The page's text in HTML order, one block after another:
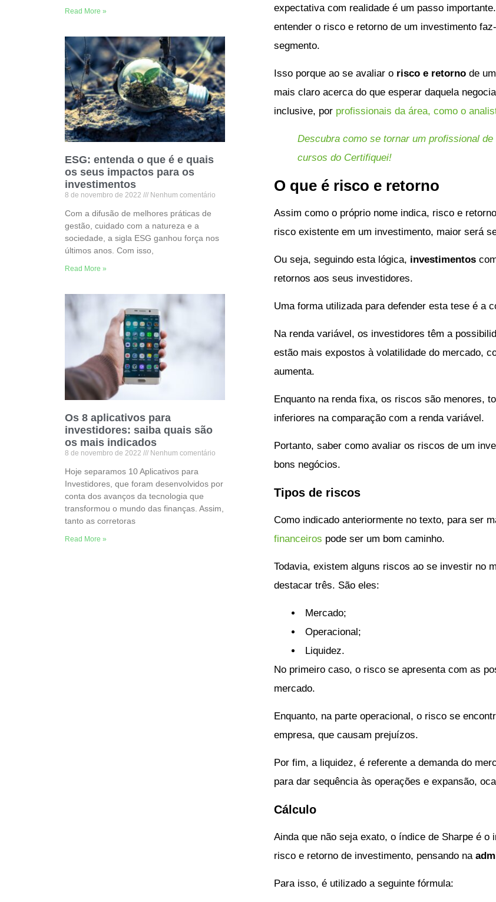
Read More »
ESG: entenda o que é e quais
os seus impactos para os
investimentos
8 de novembro de 2022 Nenhum comentário
Com a difusão de melhores práticas de
gestão, cuidado com a natureza e a
sociedade, a sigla ESG ganhou força nos
últimos anos. Com isso,
Read More »
Os 8 aplicativos para
investidores: saiba quais são
os mais indicados
8 de novembro de 2022 Nenhum comentário
Hoje separamos 10 Aplicativos para
Investidores, que foram desenvolvidos por
conta dos avanços da tecnologia que
transformou o mundo das finanças. Assim,
tanto as corretoras
Read More »
expectativa com realidade é um passo
entender o risco e retorno de um investimento
segmento.
Isso porque ao se avaliar o risco e retorno de
mais claro acerca do que esperar daquela
inclusive, por profissionais da área, como o
Descubra como se tornar um profissional
cursos do Certifiquei!
O que é risco e retorno
Assim como o próprio nome indica, risco e
risco existente em um investimento, maior será
Ou seja, seguindo esta lógica, investimentos
retornos aos seus investidores.
Uma forma utilizada para defender esta tese é a
Na renda variável, os investidores têm a
estão mais expostos à volatilidade do mercado,
aumenta.
Enquanto na renda fixa, os riscos são menores,
inferiores na comparação com a renda variável.
Portanto, saber como avaliar os riscos de um
bons negócios.
Tipos de riscos
Como indicado anteriormente no texto, para ser
financeiros pode ser um bom caminho.
Todavia, existem alguns riscos ao se investir no
destacar três. São eles:
Mercado;
Operacional;
Liquidez.
No primeiro caso, o risco se apresenta com as
mercado.
Enquanto, na parte operacional, o risco se
empresa, que causam prejuízos.
Por fim, a liquidez, é referente a demanda do
para dar sequência às operações e expansão,
Cálculo
Ainda que não seja exato, o índice de Sharpe é
risco e retorno de investimento, pensando na
Para isso, é utilizado a seguinte fórmula: